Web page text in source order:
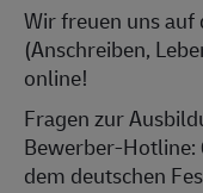
Wir freuen uns
(Anschreiben,
online!
Fragen zur
Bewerber-
dem deutschen